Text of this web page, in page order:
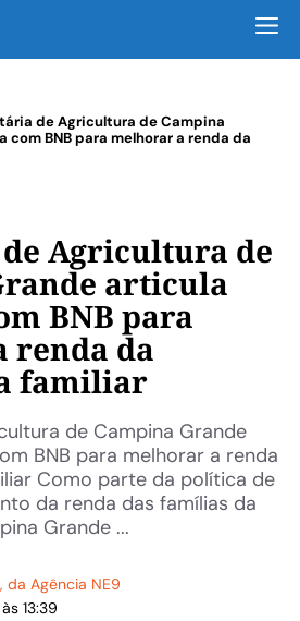
de Agricultura de Campina
BNB para melhorar a renda da
Agricultura de
articula
BNB para
renda da
familiar
de Campina Grande
BNB para melhorar a renda
Como parte da política de
da renda das famílias da
Grande ...
, da Agência NE9
13:39